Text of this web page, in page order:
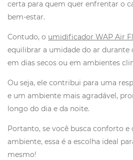
certa para quem quer enfrentar o
bem-estar.
Contudo, o umidificador WAP Air
equilibrar a umidade do ar durante
em dias secos ou em ambientes
Ou seja, ele contribui para uma
e um ambiente mais agradável,
longo do dia e da noite.
Portanto, se você busca conforto e
ambiente, essa é a escolha ideal
mesmo!